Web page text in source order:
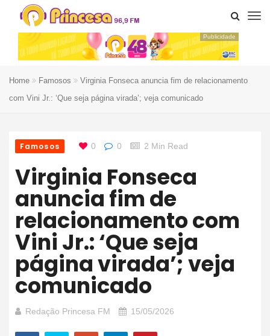
Publicidade
Home Famosos
Virginia Fonseca anuncia fim de relacionamento
com Vini Jr.: ‘Que seja página virada’; veja comunicado
Famosos 0 0 2 Min Read
Virginia Fonseca
anuncia fim de
relacionamento com
Vini Jr.: ‘Que seja
página virada’; veja
comunicado
Redação Princesa FM 15/05/2026